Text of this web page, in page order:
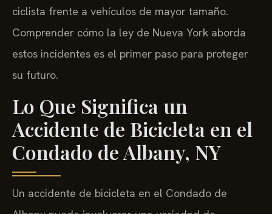
ciclista frente a vehículos de mayor tamaño.
Comprender cómo la ley de Nueva York aborda
estos incidentes es el primer paso para proteger
su futuro.
Lo Que Significa un
Accidente de Bicicleta en el
Condado de Albany, NY
Un accidente de bicicleta en el Condado de